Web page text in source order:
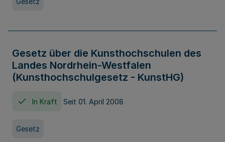
Gesetz über die Kunsthochschulen des
Landes Nordrhein-Westfalen
(Kunsthochschulgesetz - KunstHG)
In Kraft Seit 01. April 2008
Gesetz